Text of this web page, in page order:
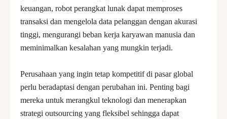
keuangan, robot perangkat lunak dapat memproses
transaksi dan mengelola data pelanggan dengan akurasi
tinggi, mengurangi beban kerja karyawan manusia dan
meminimalkan kesalahan yang mungkin terjadi.
Perusahaan yang ingin tetap kompetitif di pasar global
perlu beradaptasi dengan perubahan ini. Penting bagi
mereka untuk merangkul teknologi dan menerapkan
strategi outsourcing yang fleksibel sehingga dapat